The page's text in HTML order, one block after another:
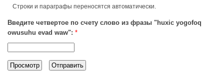
Строки и параграфы переносятся автоматически.
Введите четвертое по счету слово из фразы "huxic yogofoq
owusuhu evad waw": *